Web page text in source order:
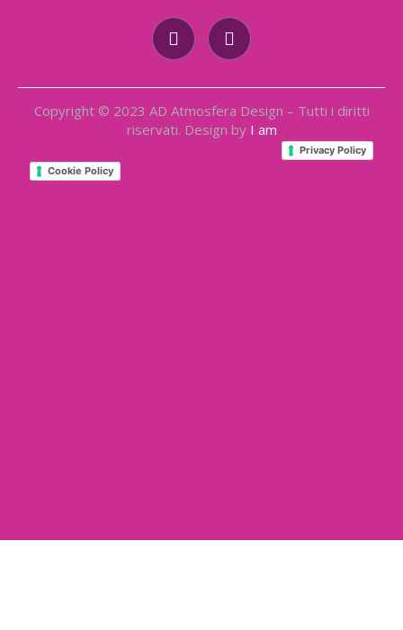
Copyright © 2023 AD Atmosfera Design – Tutti i diritti
riservati. Design by I am
Privacy Policy
Cookie Policy